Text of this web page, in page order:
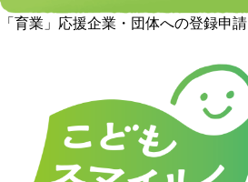
「育業」応援企業・団体への登録申請